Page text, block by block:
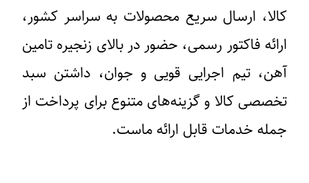
کالا، ارسال سریع محصولات به سراسر کشور،
ارائه فاکتور رسمی، حضور در بالای زنجیره تامین
آهن، تیم اجرایی قویی و جوان، داشتن سبد
تخصصی کالا و گزینه‌های متنوع برای پرداخت از
جمله خدمات قابل ارائه ماست.